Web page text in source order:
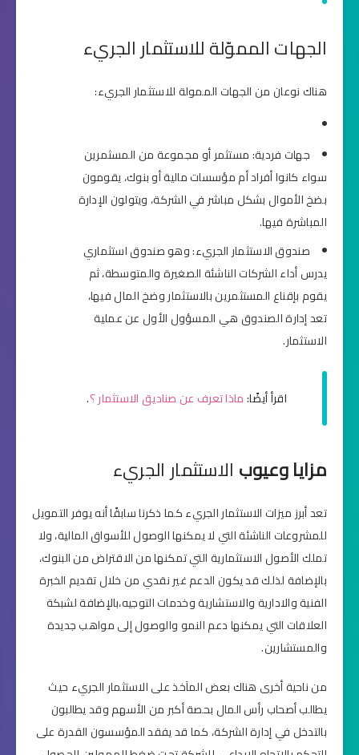
الجهات المموّلة للاستثمار الجريء
هناك نوعان من الجهات الممولة للاستثمار الجريء:
جهات فردية: مستثمر أو مجموعة من المسثمرين
سواء كانوا أفراد أم مؤسسات مالية أو بنوك، يقومون
بضخ الأموال بشكل مباشر في الشركة، ويتولون الإدارة
المباشرة فيها.
صندوق الاستثمار الجريء: وهو صندوق استثماري
يدرس أداء الشركات الناشئة الصغيرة والمتوسطة، ثم
يقوم بإقناع المستثمرين بالاستثمار وضخ المال فيها،
تعد إدارة الصندوق هي المسؤول الأول عن عملية
الاستثمار.
اقرأ أيضًا:ماذا تعرف عن صناديق الاستثمار ؟.
مزايا وعيوب الاستثمار الجريء
تعد أبرز ميزات الاستثمار الجريء كما ذكرنا سابقًا أنه يوفر التمويل
للمشروعات الناشئة التي لا يمكنها الوصول للأسواق المالية، ولا
تملك الأصول الاستثمارية التي تمكنها من الاقتراض من البنوك،
بالإضافة لذلك قد يكون الدعم غير نقدي من خلال تقديم الخبرة
الفنية والادارية والاستشارية وخدمات التوجيه،بالإضافة لشبكة
العلاقات التي يمكنها دعم النمو والوصول إلى مواهب جديدة
والمستشارين.
من ناحية أخرى هناك بعض المآخذ على الاستثمار الجريء حيث
يطالب أصحاب رأس المال بحصة أكبر من الأسهم وقد يطالبون
بالتدخل في إدارة الشركة، كما قد يفقد المؤسسون القدرة على